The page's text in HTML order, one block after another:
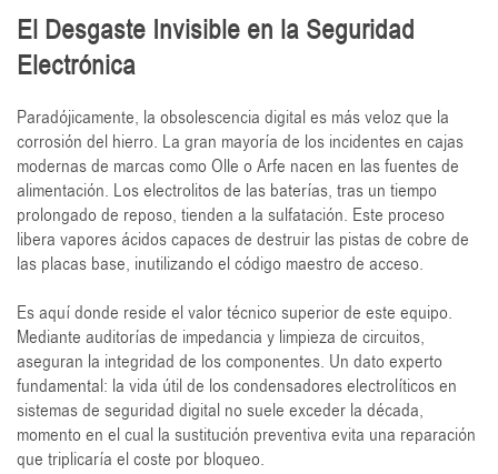
El Desgaste Invisible en la Seguridad
Electrónica
Paradójicamente, la obsolescencia digital es más veloz que la
corrosión del hierro. La gran mayoría de los incidentes en cajas
modernas de marcas como Olle o Arfe nacen en las fuentes de
alimentación. Los electrolitos de las baterías, tras un tiempo
prolongado de reposo, tienden a la sulfatación. Este proceso
libera vapores ácidos capaces de destruir las pistas de cobre de
las placas base, inutilizando el código maestro de acceso.
Es aquí donde reside el valor técnico superior de este equipo.
Mediante auditorías de impedancia y limpieza de circuitos,
aseguran la integridad de los componentes. Un dato experto
fundamental: la vida útil de los condensadores electrolíticos en
sistemas de seguridad digital no suele exceder la década,
momento en el cual la sustitución preventiva evita una reparación
que triplicaría el coste por bloqueo.